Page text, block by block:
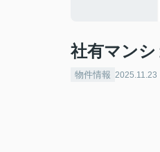
社有マンシ
物件情報 2025.11.23